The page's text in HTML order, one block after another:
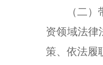
（二
资领域法律
策、依法履